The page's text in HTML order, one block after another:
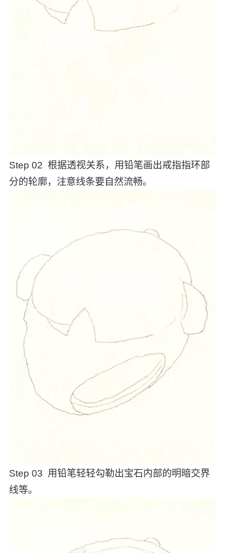
Step 02 根据透视关系，用铅笔画出戒指指环部
分的轮廓，注意线条要自然流畅。
Step 03 用铅笔轻轻勾勒出宝石内部的明暗交界
线等。